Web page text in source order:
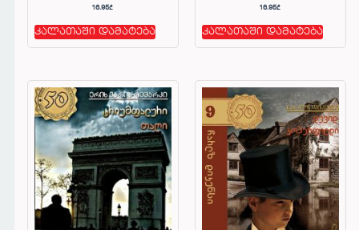
16.95₾
კალათაში დამატება
16.95₾
კალათაში დამატება